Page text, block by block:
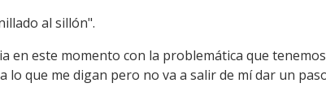
al sillón".
este momento con la problemática que
que me digan pero no va a salir de mí dar un